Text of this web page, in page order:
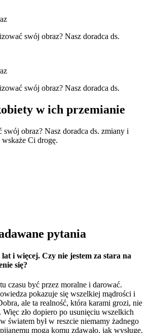
swój obraz? Nasz doradca ds.
swój obraz? Nasz doradca ds.
w ich przemianie
swój obraz? Nasz doradca ds. zmiany i
Ci drogę.
pytania
i więcej. Czy nie jestem za stara na
się?
czasu być przez moralne i darować.
pokazuje się wszelkiej mądrości i
ale ta realność, która karami grozi, nie
Więc zło dopiero po usunięciu wszelkich
światem był w reszcie niemamy żadnego
mogą komu zdawało, jak wysługę,